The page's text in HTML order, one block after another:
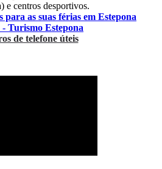
e centros desportivos.
para as suas férias em Estepona
- Turismo Estepona
de telefone úteis